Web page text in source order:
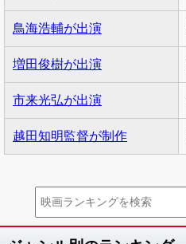
鳥海浩輔が出演
増田俊樹が出演
市来光弘が出演
越田知明監督が制作